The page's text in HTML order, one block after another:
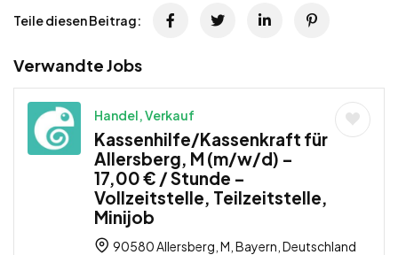
Teile diesen Beitrag:
Verwandte Jobs
Handel, Verkauf
Kassenhilfe/Kassenkraft für
Allersberg, M (m/w/d) –
17,00 € / Stunde –
Vollzeitstelle, Teilzeitstelle,
Minijob
90580 Allersberg, M, Bayern, Deutschland